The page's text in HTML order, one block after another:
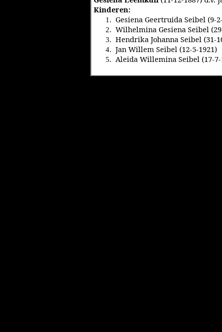
Kinderen:
1. Gesiena Geertruida Seibel (9-
2. Wilhelmina Gesiena Seibel
3. Hendrika Johanna Seibel (31-
4. Jan Willem Seibel (12-5-1921)
5. Aleida Willemina Seibel (17-7-